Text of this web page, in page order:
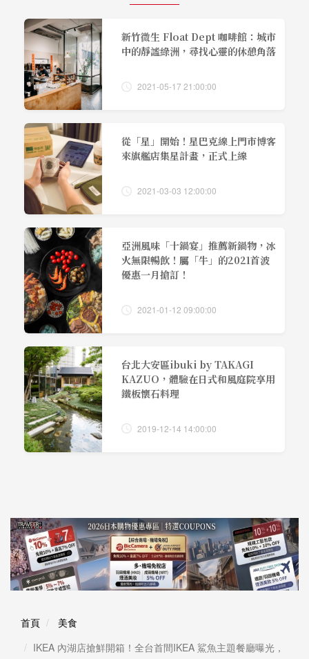
新竹微生 Float Dept 咖啡館：城市
中的靜謐綠洲，尋找心靈的休憩角落
2021-05-17 21:00:00
從「星」開始！星巴克線上門市博客
來旗艦店集星計畫，正式上線
2021-03-03 12:00:00
亞洲風味「十鍋宴」推薦新鍋物，冰
火無限暢飲！屬「牛」的2021首波
優惠一月搶訂！
2021-01-12 09:00:00
台北大安區ibuki by TAKAGI
KAZUO，體驗在日式和風庭院享用
鐵板懷石料理
2019-12-14 14:00:00
首頁
美食
IKEA 內湖店搶鮮開箱！全台首間IKEA 鯊魚主題餐廳曝光，